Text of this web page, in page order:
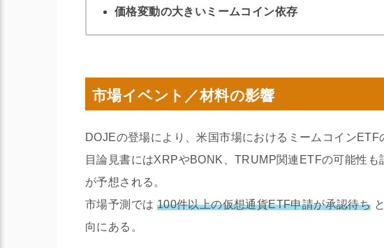
価格変動の大きいミームコイン依存
市場イベント／材料の影響
DOJEの登場により、米国市場におけるミームコインETF
目論見書にはXRPやBONK、TRUMP関連ETFの可能性
が予想される。
市場予測では 100件以上の仮想通貨ETF申請が承認待ち
向にある。